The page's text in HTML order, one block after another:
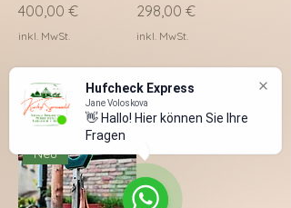
Hufcheck Express
Jane Voloskova
👋 Hallo! Hier können Sie Ihre
Fragen stelle
Preis
400,00 €
inkl. MwSt.
In den
Warenkorb
Preis
298,00 €
inkl. MwSt.
In den
Warenkorb
Neu